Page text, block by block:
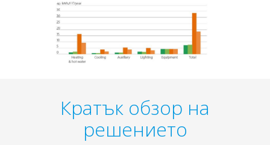
Кратък обзор на
решението